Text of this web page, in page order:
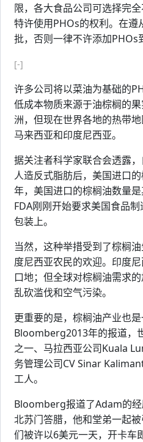
限，各大食品公司可选择完
特许使用PHOs的权利。在遵
批，否则一律不许添加PHOs
[-]
许多公司将以菜油为基础的
低成本物质来源于油棕榈的
洲，但现在世界各地的热带
马来西亚和印度尼西亚。
据关注者科学家联合会透露
人造反式脂肪后，美国进口
年，美国进口的棕榈油数量
FDA刚刚开始要求美国食品
包装上。
当然，这种举措受到了棕榈
度尼西亚农民的欢迎。印度
口地；但全球对棕榈油需求
乱砍滥伐和空气污染。
更重要的是，棕榈油产业也
Bloomberg2013年的报道，
之一、马拉西亚公司Kuala
务管理公司CV Sinar
工人。
Bloomberg报道了Adam的
北苏门答腊，他和堂弟一起
们被许以6美元一天，开卡车